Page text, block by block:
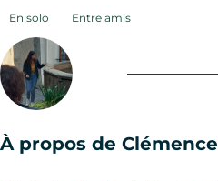
En solo Entre amis
À propos de Clémence